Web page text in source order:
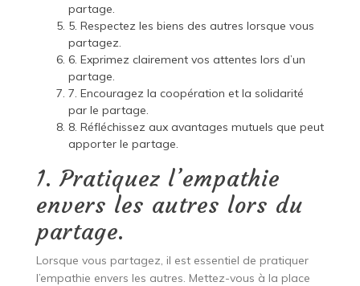
partage.
5. Respectez les biens des autres lorsque vous
partagez.
6. Exprimez clairement vos attentes lors d’un
partage.
7. Encouragez la coopération et la solidarité
par le partage.
8. Réfléchissez aux avantages mutuels que peut
apporter le partage.
1. Pratiquez l’empathie
envers les autres lors du
partage.
Lorsque vous partagez, il est essentiel de pratiquer
l’empathie envers les autres. Mettez-vous à la place